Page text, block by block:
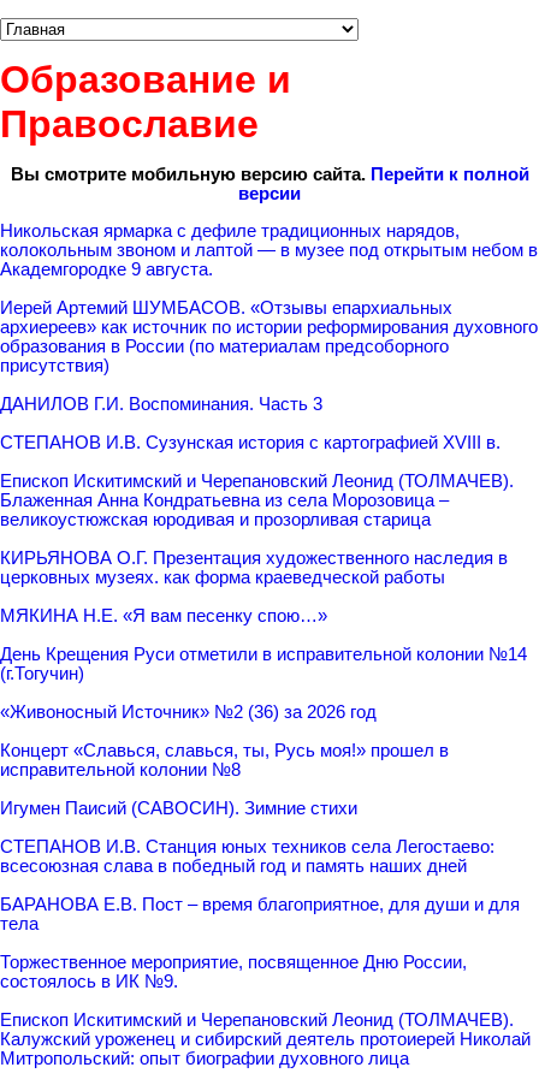
Образование и
Православие
Вы смотрите мобильную версию сайта. Перейти к полной
версии
Никольская ярмарка с дефиле традиционных нарядов,
колокольным звоном и лаптой — в музее под открытым небом в
Академгородке 9 августа.
Иерей Артемий ШУМБАСОВ. «Отзывы епархиальных
архиереев» как источник по истории реформирования духовного
образования в России (по материалам предсоборного
присутствия)
ДАНИЛОВ Г.И. Воспоминания. Часть 3
СТЕПАНОВ И.В. Сузунская история с картографией XVIII в.
Епископ Искитимский и Черепановский Леонид (ТОЛМАЧЕВ).
Блаженная Анна Кондратьевна из села Морозовица –
великоустюжская юродивая и прозорливая старица
КИРЬЯНОВА О.Г. Презентация художественного наследия в
церковных музеях. как форма краеведческой работы
МЯКИНА Н.Е. «Я вам песенку спою…»
День Крещения Руси отметили в исправительной колонии №14
(г.Тогучин)
«Живоносный Источник» №2 (36) за 2026 год
Концерт «Славься, славься, ты, Русь моя!» прошел в
исправительной колонии №8
Игумен Паисий (САВОСИН). Зимние стихи
СТЕПАНОВ И.В. Станция юных техников села Легостаево:
всесоюзная слава в победный год и память наших дней
БАРАНОВА Е.В. Пост – время благоприятное, для души и для
тела
Торжественное мероприятие, посвященное Дню России,
состоялось в ИК №9.
Епископ Искитимский и Черепановский Леонид (ТОЛМАЧЕВ).
Калужский уроженец и сибирский деятель протоиерей Николай
Митропольский: опыт биографии духовного лица